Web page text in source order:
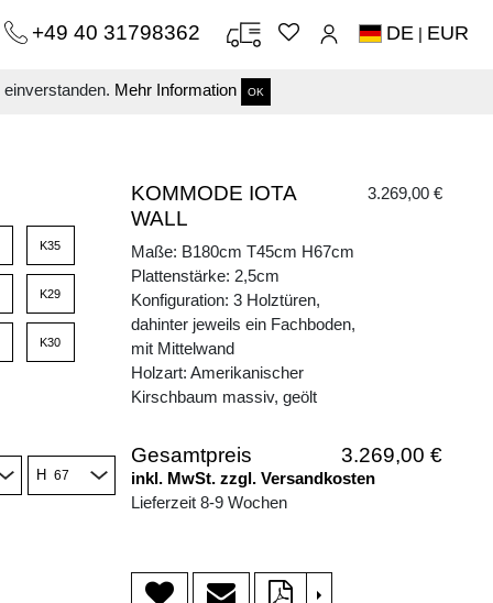
Mehr Information OK
+49 40 31798362 DE | EUR
K35
K29
K30
H
KOMMODE IOTA
WALL
3.269,00 €
Maße: B180cm T45cm H67cm
Plattenstärke: 2,5cm
Konfiguration: 3 Holztüren,
dahinter jeweils ein Fachboden,
mit Mittelwand
Holzart: Amerikanischer
Kirschbaum massiv, geölt
Gesamtpreis 3.269,00 €
inkl. MwSt. zzgl. Versandkosten
Lieferzeit 8-9 Wochen
>